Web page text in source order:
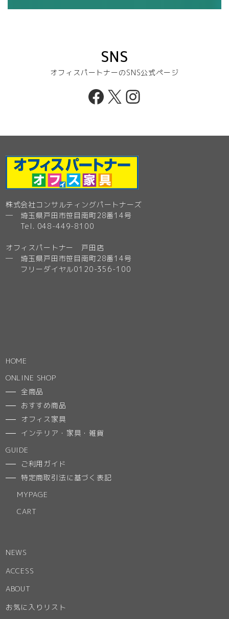
SNS
オフィスパートナーのSNS公式ページ
Facebook
X Instagram
株式会社コンサルティングパートナーズ
─ 埼玉県戸田市笹目南町28番14号
Tel. 048-449-8100
オフィスパートナー 戸田店
─ 埼玉県戸田市笹目南町28番14号
フリーダイヤル0120-356-100
HOME
ONLINE SHOP
全商品
おすすめ商品
オフィス家具
インテリア・家具・雑貨
GUIDE
ご利用ガイド
特定商取引法に基づく表記
MYPAGE
CART
NEWS
ACCESS
ABOUT
お気に入りリスト